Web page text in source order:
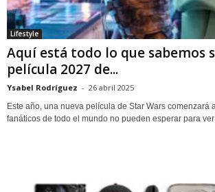
Lifestyle
Aquí está todo lo que sabemos
película 2027 de...
Ysabel Rodríguez - 26 abril 2025
Este año, una nueva película de Star Wars comenzará
fanáticos de todo el mundo no pueden esperar para